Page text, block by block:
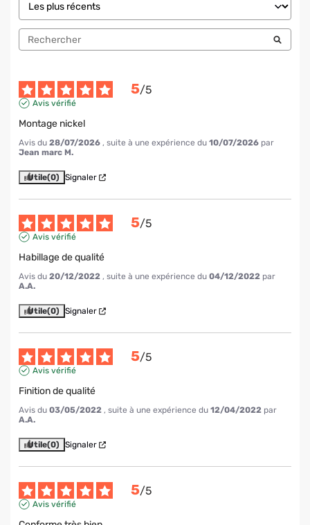
5/5
Avis vérifié
Montage nickel
Avis du 28/07/2026 , suite à une expérience du 10/07/2026 par
Jean marc M.
Utile(0) Signaler
5/5
Avis vérifié
Habillage de qualité
Avis du 20/12/2022 , suite à une expérience du 04/12/2022 par
A.A.
Utile(0) Signaler
5/5
Avis vérifié
Finition de qualité
Avis du 03/05/2022 , suite à une expérience du 12/04/2022 par
A.A.
Utile(0) Signaler
5/5
Avis vérifié